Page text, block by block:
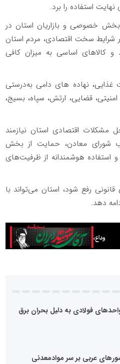
استفاده را برد.
خصوصی و بازاریان استان در
شرایط سخت اقتصادی، مردم استان
و کالاهای اساسی به میزان کافی
نهاده های دامی به‌درستی
قضایی، ارتش، سپاه، بسیج،
مشکلات اقتصادی استان نیازمند
شورای معادن، حمایت از بخش
هوشمندانه از ظرفیت‌های
رفع شود، استان می‌تواند با
دهد.
فولادی به دلیل بحران برق
عربی بر سر موادمعدنی